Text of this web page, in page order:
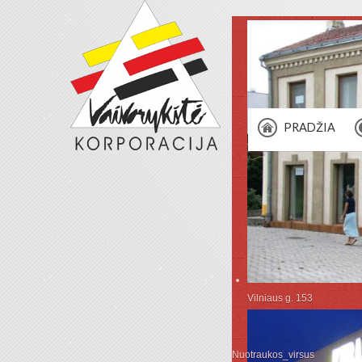
PRADŽIA
Vilniaus g. 153
Nuotraukos_virsus